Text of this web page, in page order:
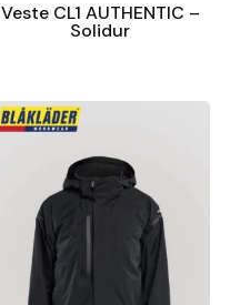
Veste CL1 AUTHENTIC –
Solidur